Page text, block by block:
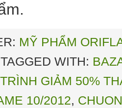
MỸ PHẨM
TAGGED WITH:
GIẢM 50%
10/2012,